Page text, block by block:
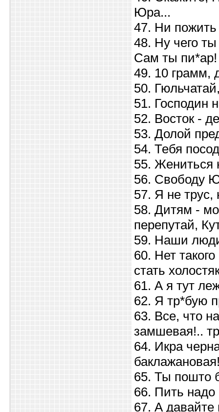
Юра...
47. Ни пожить
48. Ну чего
Сам ты пи*ар!
49. 10 грамм,
50.
51. Господин
52. Восток -
53. Долой
54. Тебя
55. Жениться
56. Свободу
57. Я не трус,
58. Дитям -
перепутай,
59. Наши
60. Нет
стать
61. А я тут
62. Я тр*бую
63. Все, что
замшевая!..
64. Икра
65. Ты пошто
66. Пить
67. А